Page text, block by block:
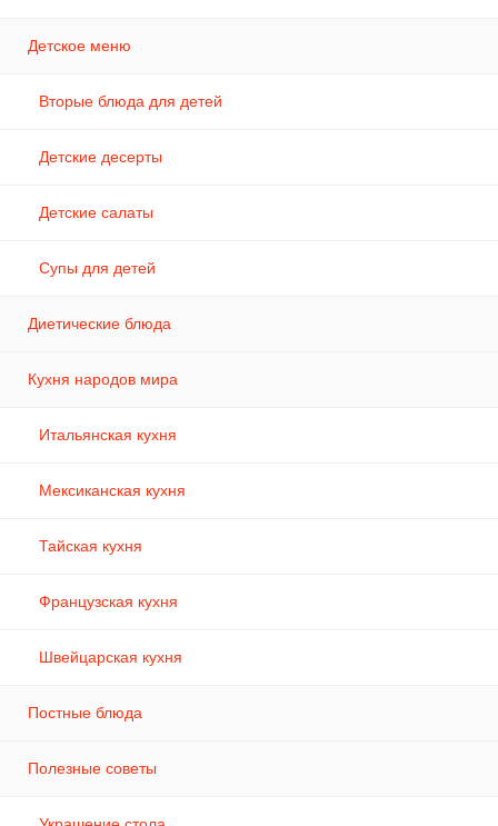
Детское меню
Вторые блюда для детей
Детские десерты
Детские салаты
Супы для детей
Диетические блюда
Кухня народов мира
Итальянская кухня
Мексиканская кухня
Тайская кухня
Французская кухня
Швейцарская кухня
Постные блюда
Полезные советы